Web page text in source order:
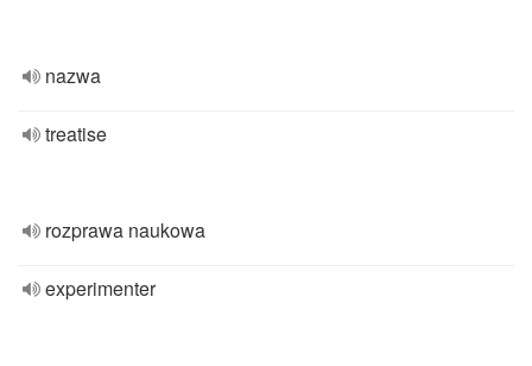
nazwa
treatise
rozprawa naukowa
experimenter